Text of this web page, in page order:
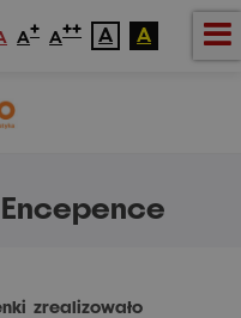
A+ A++ A A
zrealizowało